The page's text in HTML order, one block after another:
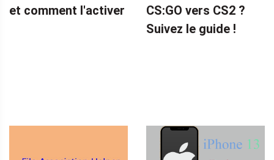
et comment l'activer
CS:GO vers CS2 ?
Suivez le guide !